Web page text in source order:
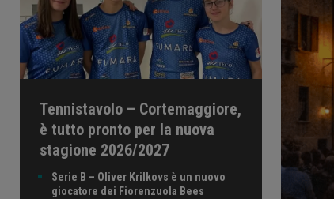
Tennistavolo – Cortemaggiore,
è tutto pronto per la nuova
stagione 2026/2027
Serie B – Oliver Krilkovs è un nuovo
giocatore dei Fiorenzuola Bees